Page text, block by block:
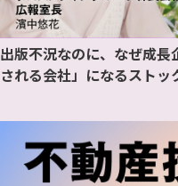
出版不況なのに、なぜ成
される会社」になるスト